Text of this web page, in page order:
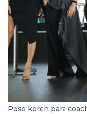
Pose keren para